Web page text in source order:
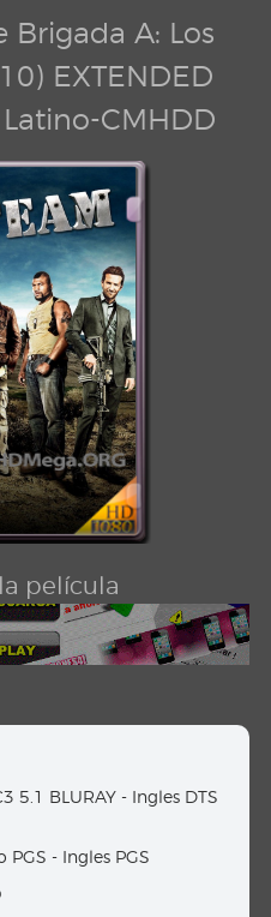
A: Los
EXTENDED
CMHDD
película
5.1 BLURAY - Ingles DTS
PGS - Ingles PGS